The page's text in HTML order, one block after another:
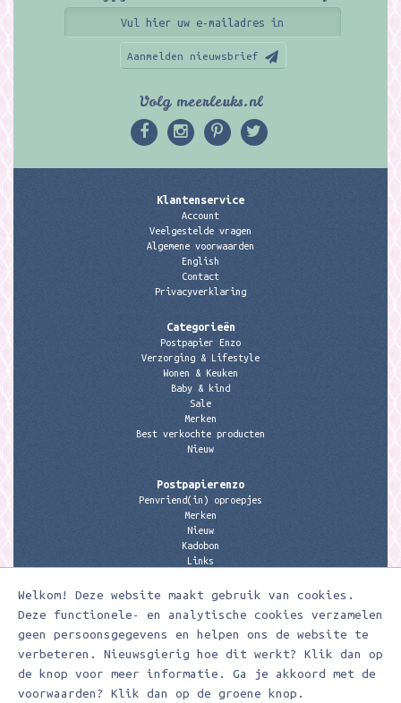
Welkom! Deze website maakt gebruik van cookies.
Deze functionele- en analytische cookies verzamelen
geen persoonsgegevens en helpen ons de website te
verbeteren. Nieuwsgierig hoe dit werkt? Klik dan op
de knop voor meer informatie. Ga je akkoord met de
voorwaarden? Klik dan op de groene knop.
Aanmelden nieuwsbrief
Volg meerleuks.nl
Klantenservice
Account
Veelgestelde vragen
Algemene voorwaarden
English
Contact
Privacyverklaring
Categorieën
Postpapier Enzo
Verzorging & Lifestyle
Wonen & Keuken
Baby & kind
Sale
Merken
Best verkochte producten
Nieuw
Postpapierenzo
Penvriend(in) oproepjes
Merken
Nieuw
Kadobon
Links
Contactgegevens
Meerleuks
anita@meerleuks.nl
06 – 107 163 36
KVK nummer: 58807179
BTW nummer: 853190859B01